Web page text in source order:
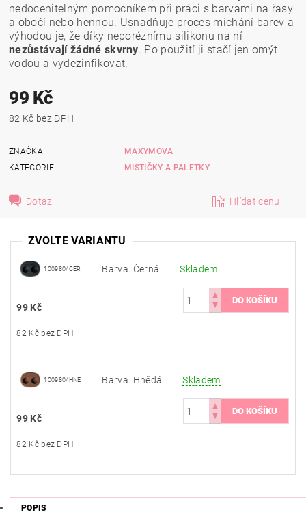
nedocenitelným pomocníkem při práci s barvami na řasy
a obočí nebo hennou. Usnadňuje proces míchání barev a
výhodou je, že díky neporéznímu silikonu na ní
nezůstávají žádné skvrny. Po použití ji stačí jen omýt
vodou a vydezinfikovat.
99 Kč
82 Kč bez DPH
ZNAČKA
MAXYMOVA
KATEGORIE
MISTIČKY A PALETKY
Dotaz Hlídat cenu
ZVOLTE VARIANTU
100980/CER Barva: Černá Skladem
99 Kč
82 Kč bez DPH
100980/HNE Barva: Hnědá Skladem
99 Kč
82 Kč bez DPH
POPIS